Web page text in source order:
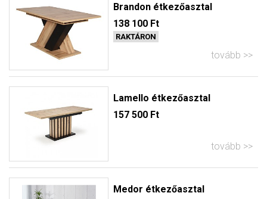
Brandon étkezőasztal
138 100 Ft
RAKTÁRON
tovább
Lamello étkezőasztal
157 500 Ft
tovább
Medor étkezőasztal